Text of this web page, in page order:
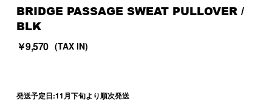
BRIDGE PASSAGE SWEAT PULLOVER /
BLK
￥9,570 (TAX IN)
発送予定日:11月下旬より順次発送